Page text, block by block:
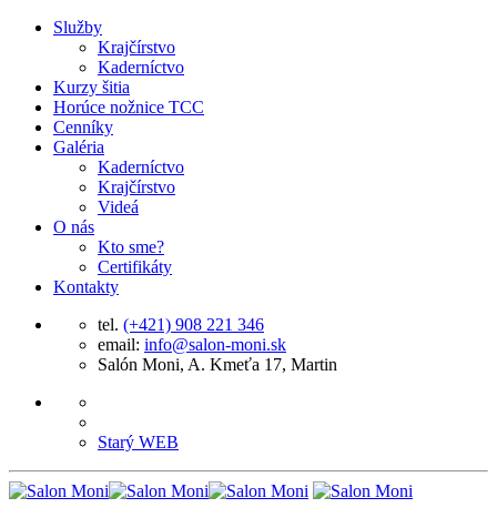
Služby
Krajčírstvo
Kaderníctvo
Kurzy šitia
Horúce nožnice TCC
Cenníky
Galéria
Kaderníctvo
Krajčírstvo
Videá
O nás
Kto sme?
Certifikáty
Kontakty
tel. (+421) 908 221 346
email: info@salon-moni.sk
Salón Moni, A. Kmeťa 17, Martin
Starý WEB